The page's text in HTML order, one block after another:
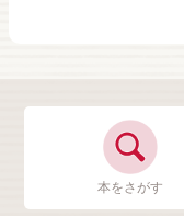
本をさがす